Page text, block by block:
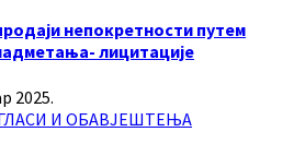
непокретности путем
лицитације
2025.
И ОБАВЈЕШТЕЊА